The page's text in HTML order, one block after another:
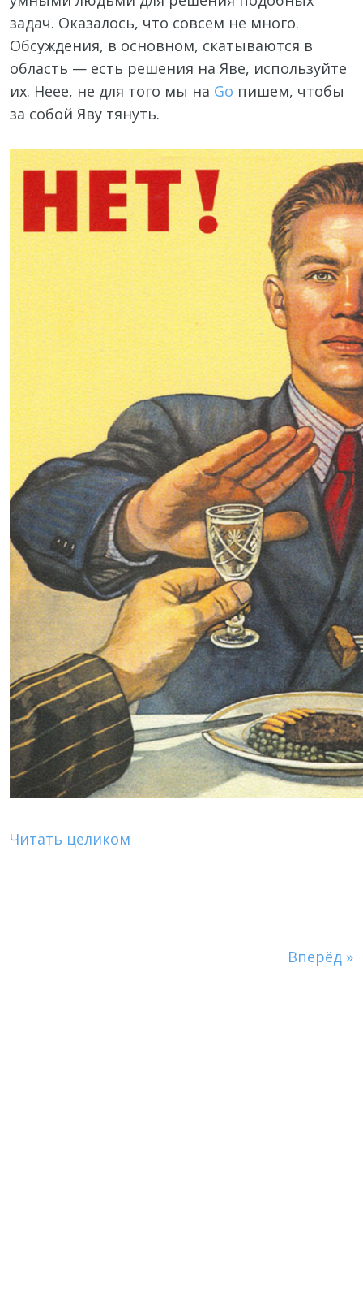
задач. Оказалось, что совсем не много.
Обсуждения, в основном, скатываются в
область — есть решения на Яве, используйте
их. Неее, не для того мы на Go пишем, чтобы
за собой Яву тянуть.
Читать целиком
Вперёд »